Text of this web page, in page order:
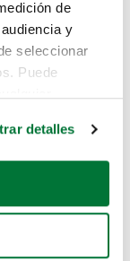
de
y
seleccionar
Puede
geográfica
activamente
detalles